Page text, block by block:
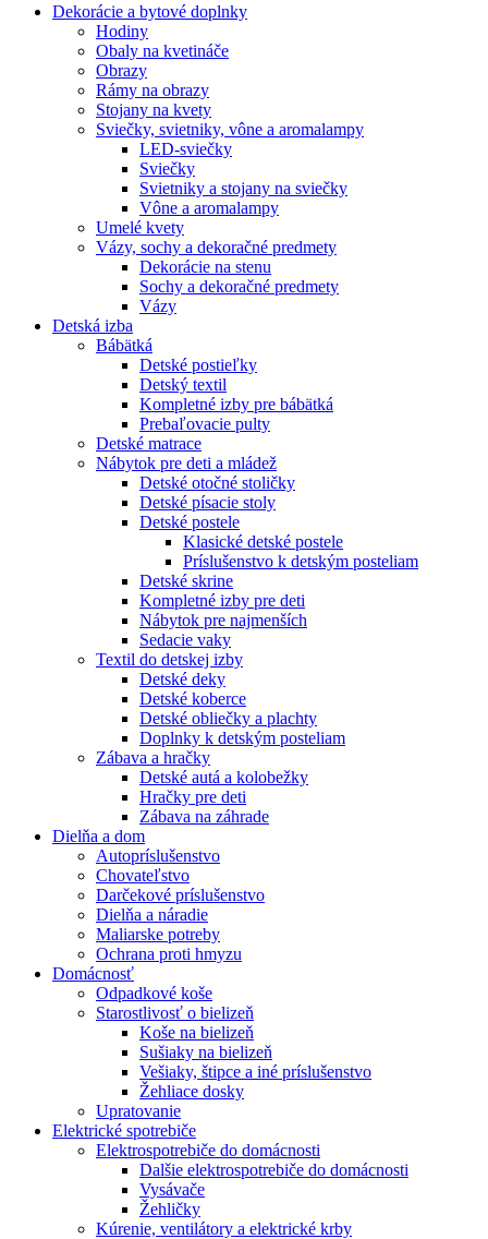
Dekorácie a bytové doplnky
Hodiny
Obaly na kvetináče
Obrazy
Rámy na obrazy
Stojany na kvety
Sviečky, svietniky, vône a aromalampy
LED-sviečky
Sviečky
Svietniky a stojany na sviečky
Vône a aromalampy
Umelé kvety
Vázy, sochy a dekoračné predmety
Dekorácie na stenu
Sochy a dekoračné predmety
Vázy
Detská izba
Bábätká
Detské postieľky
Detský textil
Kompletné izby pre bábätká
Prebaľovacie pulty
Detské matrace
Nábytok pre deti a mládež
Detské otočné stoličky
Detské písacie stoly
Detské postele
Klasické detské postele
Príslušenstvo k detským posteliam
Detské skrine
Kompletné izby pre deti
Nábytok pre najmenších
Sedacie vaky
Textil do detskej izby
Detské deky
Detské koberce
Detské obliečky a plachty
Doplnky k detským posteliam
Zábava a hračky
Detské autá a kolobežky
Hračky pre deti
Zábava na záhrade
Dielňa a dom
Autopríslušenstvo
Chovateľstvo
Darčekové príslušenstvo
Dielňa a náradie
Maliarske potreby
Ochrana proti hmyzu
Domácnosť
Odpadkové koše
Starostlivosť o bielizeň
Koše na bielizeň
Sušiaky na bielizeň
Vešiaky, štipce a iné príslušenstvo
Žehliace dosky
Upratovanie
Elektrické spotrebiče
Elektrospotrebiče do domácnosti
Dalšie elektrospotrebiče do domácnosti
Vysávače
Žehličky
Kúrenie, ventilátory a elektrické krby